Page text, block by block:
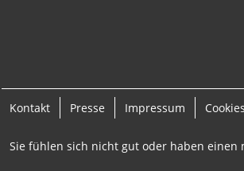
Kontakt Presse Impressum Cookies
Sie fühlen sich nicht gut oder haben